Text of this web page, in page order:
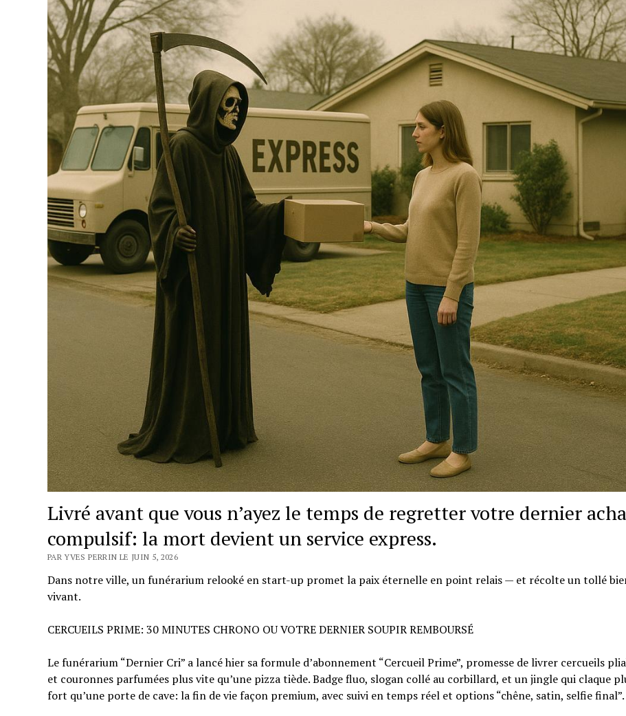
Livré avant que vous n’ayez le temps de regretter votre dernier
compulsif: la mort devient un service express.
PAR YVES PERRIN LE JUIN 5, 2026
Dans notre ville, un funérarium relooké en start-up promet la paix éternelle en point relais — et récolte un tollé
vivant.
CERCUEILS PRIME: 30 MINUTES CHRONO OU VOTRE DERNIER SOUPIR REMBOURSÉ
Le funérarium “Dernier Cri” a lancé hier sa formule d’abonnement “Cercueil Prime”, promesse de livrer cercueils
et couronnes parfumées plus vite qu’une pizza tiède. Badge fluo, slogan collé au corbillard, et un jingle qui claque
fort qu’une porte de cave: la fin de vie façon premium, avec suivi en temps réel et options “chêne, satin, selfie final”.